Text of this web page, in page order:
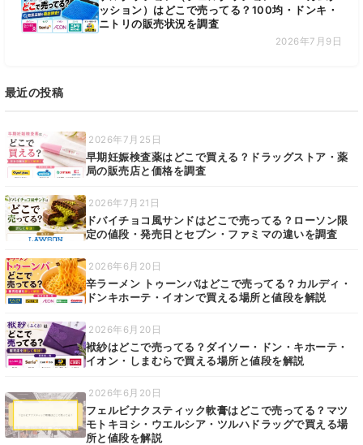
ッション）はどこで売ってる？100均・ドンキ・
ニトリの販売状況を調査
2026年7月9日
最近の投稿
2026年7月25日
早期妊娠検査薬はどこで買える？ドラッグストア・薬
局の販売店と価格を調査
2026年7月21日
ドバイチョコ風サンドはどこで売ってる？ローソン限
定の値段・発売日とセブン・ファミマの違いを調査
2026年6月20日
辛ラーメン トゥーンバはどこで売ってる？カルディ・
ドンキホーテ・イオンで買える場所と値段を解説
2026年6月20日
袱紗はどこで売ってる？ダイソー・ドン・キホーテ・
イオン・しまむらで買える場所と値段を解説
2026年6月20日
フェルビナクスティック軟膏はどこで売ってる？マツ
モトキヨシ・ウエルシア・ツルハドラッグで買える場
所と値段を解説